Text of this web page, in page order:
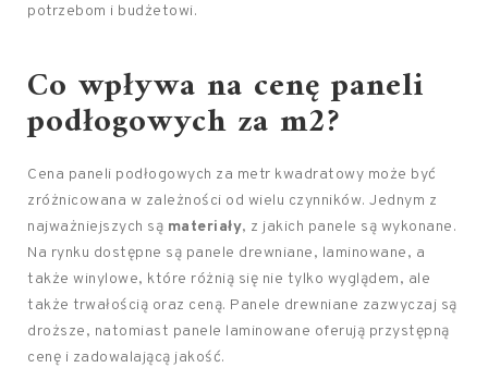
potrzebom i budżetowi.
Co wpływa na cenę paneli
podłogowych za m2?
Cena paneli podłogowych za metr kwadratowy może być
zróżnicowana w zależności od wielu czynników. Jednym z
najważniejszych są materiały, z jakich panele są wykonane.
Na rynku dostępne są panele drewniane, laminowane, a
także winylowe, które różnią się nie tylko wyglądem, ale
także trwałością oraz ceną. Panele drewniane zazwyczaj są
droższe, natomiast panele laminowane oferują przystępną
cenę i zadowalającą jakość.